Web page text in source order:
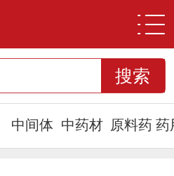
搜索
中间体 中药材 原料药